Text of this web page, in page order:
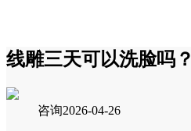
线雕三天可以洗脸吗？
咨询2026-04-26